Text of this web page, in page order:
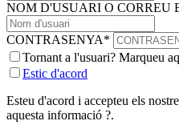
NOM D'USUARI O CORREU
CONTRASENYA*
Tornant a l'usuari? Marqueu
Estic d'acord
Esteu d'acord i accepteu els
aquesta informació ?.